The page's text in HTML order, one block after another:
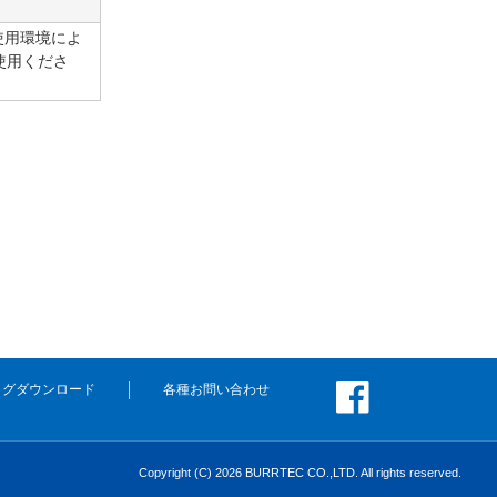
環境によ
くださ
ダウンロード 各種お問い合わせ
Copyright (C) 2026 BURRTEC CO.,LTD. All rights reserved.